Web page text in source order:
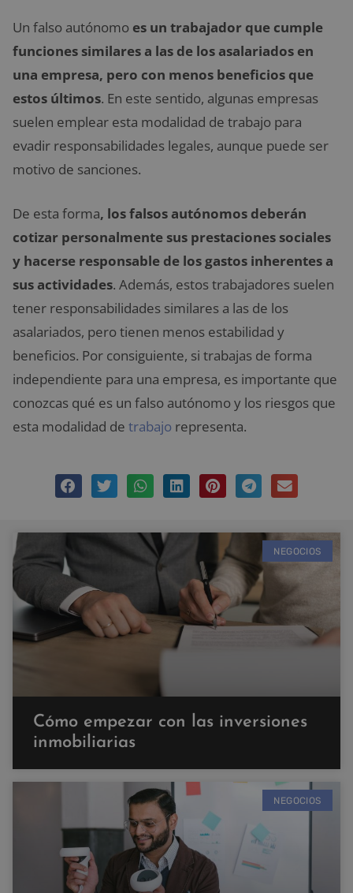
Un falso autónomo es un trabajador que cumple
funciones similares a las de los asalariados en
una empresa, pero con menos beneficios que
estos últimos. En este sentido, algunas empresas
suelen emplear esta modalidad de trabajo para
evadir responsabilidades legales, aunque puede ser
motivo de sanciones.
De esta forma, los falsos autónomos deberán
cotizar personalmente sus prestaciones sociales
y hacerse responsable de los gastos inherentes a
sus actividades. Además, estos trabajadores suelen
tener responsabilidades similares a las de los
asalariados, pero tienen menos estabilidad y
beneficios. Por consiguiente, si trabajas de forma
independiente para una empresa, es importante que
conozcas qué es un falso autónomo y los riesgos que
esta modalidad de trabajo representa.
NEGOCIOS
Cómo empezar con las inversiones
inmobiliarias
NEGOCIOS